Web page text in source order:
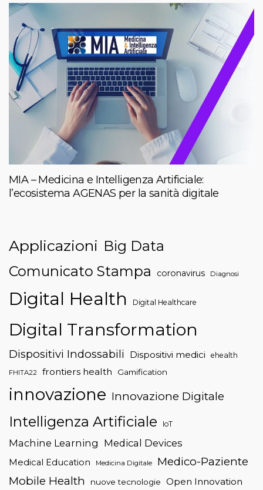
MIA – Medicina e Intelligenza Artificiale:
l’ecosistema AGENAS per la sanità digitale
Applicazioni Big Data
Comunicato Stampa
coronavirus Diagnosi
Digital Health Digital Healthcare
Digital Transformation
Dispositivi Indossabili Dispositivi medici ehealth
FHITA22 frontiers health Gamification
innovazione Innovazione Digitale
Intelligenza Artificiale IoT
Machine Learning Medical Devices
Medical Education Medicina Digitale
Medico-Paziente
Mobile Health
nuove tecnologie Open Innovation